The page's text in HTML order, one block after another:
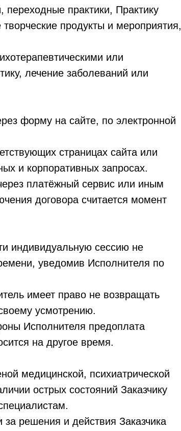
переходные практики, Практику
продукты и мероприятия,
или
лечение заболеваний или
форму на сайте, по электронной
страницах сайта или
и корпоративных запросах.
платёжный сервис или иным
договора считается момент
индивидуальную сессию не
уведомив Исполнителя по
имеет право не возвращать
усмотрению.
Исполнителя предоплата
на другое время.
медицинской, психиатрической
острых состояний Заказчику
за решения и действия Заказчика